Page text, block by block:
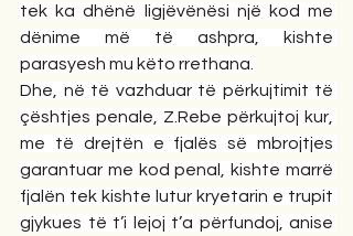
tek ka dhënë ligjëvënësi një kod me
dënime më të ashpra, kishte
parasyesh mu këto rrethana.
Dhe, në të vazhduar të përkujtimit të
çështjes penale, Z.Rebe përkujtoj kur,
me të drejtën e fjalës së mbrojtjes
garantuar me kod penal, kishte marrë
fjalën tek kishte lutur kryetarin e trupit
gjykues të t’i lejoj t’a përfundoj, anise